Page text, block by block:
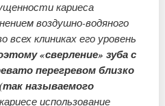
кариеса
воздушно-водяного
всех клиниках его уровень
«сверление» зуба с
перегревом близко
называемого
использование